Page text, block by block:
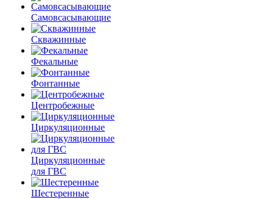
Самовсасывающие
Скважинные
Фекальные
Фонтанные
Центробежные
Циркуляционные
Циркуляционные
для ГВС
Шестеренные